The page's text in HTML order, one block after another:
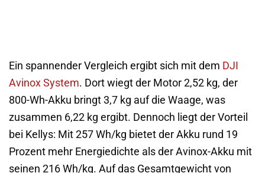
Ein spannender Vergleich ergibt sich mit dem DJI
Avinox System. Dort wiegt der Motor 2,52 kg, der
800-Wh-Akku bringt 3,7 kg auf die Waage, was
zusammen 6,22 kg ergibt. Dennoch liegt der Vorteil
bei Kellys: Mit 257 Wh/kg bietet der Akku rund 19
Prozent mehr Energiedichte als der Avinox-Akku mit
seinen 216 Wh/kg. Auf das Gesamtgewicht von